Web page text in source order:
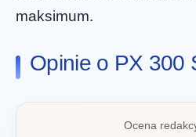
maksimum.
Opinie o PX 300
Ocena